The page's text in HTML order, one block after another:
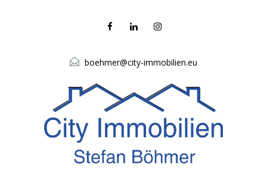
boehmer@city-immobilien.eu